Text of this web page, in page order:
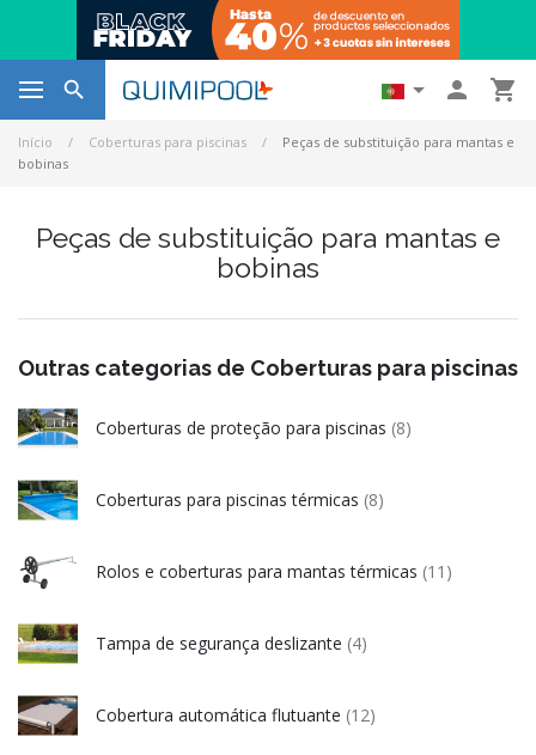
   
Início Coberturas para piscinas
Peças de substituição para mantas e
bobinas
Peças de substituição para mantas e
bobinas
Outras categorias de Coberturas para piscinas
Coberturas de proteção para piscinas (8)
Coberturas para piscinas térmicas (8)
Rolos e coberturas para mantas térmicas (11)
Tampa de segurança deslizante (4)
Cobertura automática flutuante (12)